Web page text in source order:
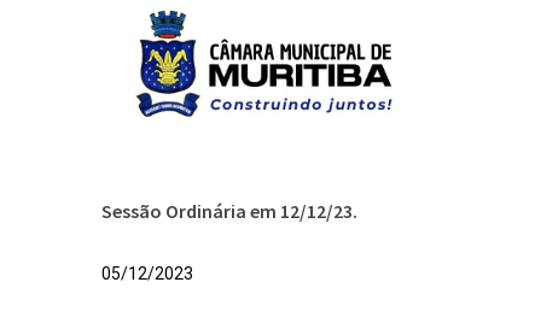
Sessão Ordinária em 12/12/23.
05/12/2023